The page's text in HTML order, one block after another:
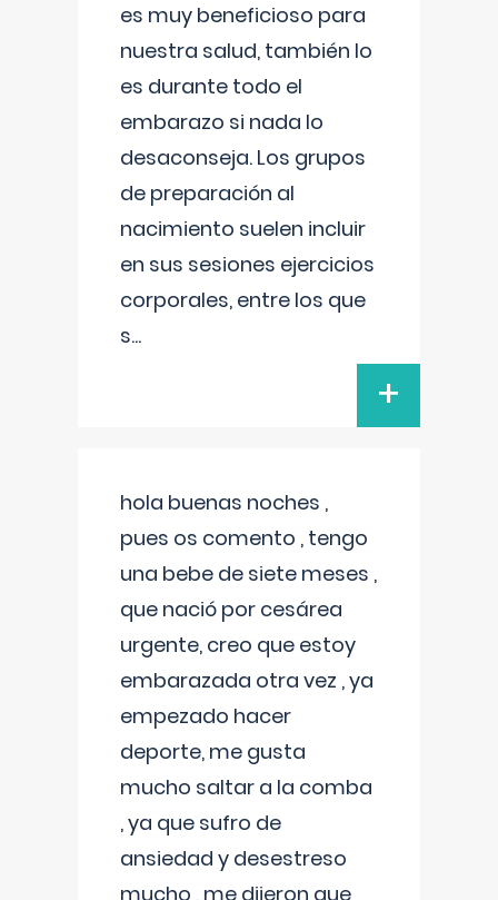
es muy beneficioso para
nuestra salud, también lo
es durante todo el
embarazo si nada lo
desaconseja. Los grupos
de preparación al
nacimiento suelen incluir
en sus sesiones ejercicios
corporales, entre los que
s...
+
hola buenas noches ,
pues os comento , tengo
una bebe de siete meses ,
que nació por cesárea
urgente, creo que estoy
embarazada otra vez , ya
empezado hacer
deporte, me gusta
mucho saltar a la comba
, ya que sufro de
ansiedad y desestreso
mucho , me dijeron que